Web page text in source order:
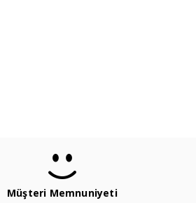
Müşteri Memnuniyeti